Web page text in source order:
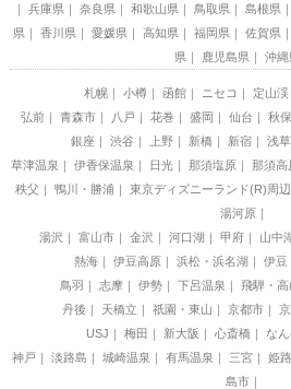
兵庫県
奈良県 和歌山県 鳥取県 島根県
県
香川県 愛媛県 高知県 福岡県 佐賀県
県
鹿児島県 沖縄
札幌 小樽 函館 ニセコ 定山渓
弘前
青森市 八戸 花巻 盛岡 仙台 秋
銀座
渋谷 上野 新橋 新宿 浅草
草津温泉
伊香保温泉 日光 那須塩原 那須高
秩父
鴨川・勝浦 東京ディズニーランド(R)周辺
湯河原
湯沢
富山市 金沢 河口湖 甲府 山中
熱海
伊豆高原 浜松・浜名湖 伊豆
鳥羽
志摩 伊勢 下呂温泉 飛騨・高
丹後
天橋立 祇園・東山 京都市
USJ
梅田 新大阪 心斎橋 な
神戸
淡路島 城崎温泉 有馬温泉 三宮 姫路
島市